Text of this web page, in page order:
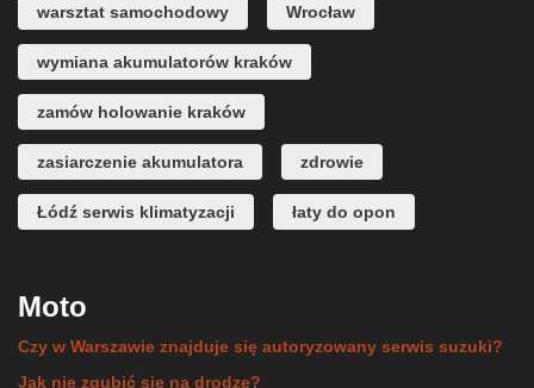
warsztat samochodowy Wrocław
wymiana akumulatorów kraków
zamów holowanie kraków
zasiarczenie akumulatora zdrowie
Łódź serwis klimatyzacji łaty do opon
Moto
Czy w Warszawie znajduje się autoryzowany serwis suzuki?
Jak nie zgubić się na drodze?